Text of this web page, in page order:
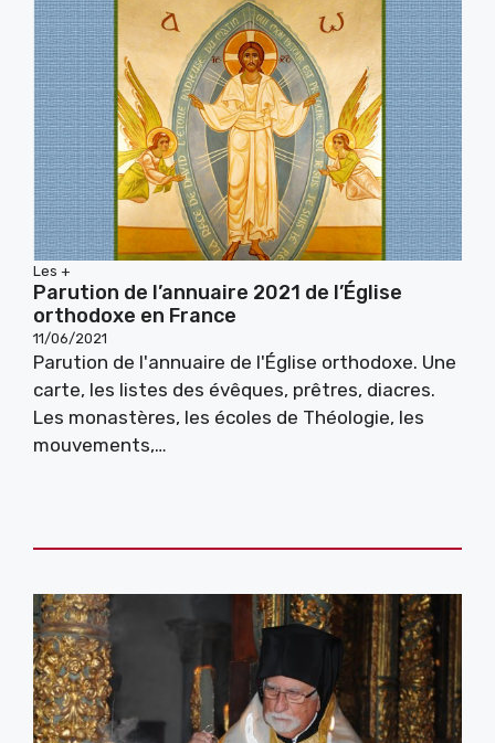
Les +
Parution de l’annuaire 2021 de l’Église
orthodoxe en France
11/06/2021
Parution de l'annuaire de l'Église orthodoxe. Une
carte, les listes des évêques, prêtres, diacres.
Les monastères, les écoles de Théologie, les
mouvements,…